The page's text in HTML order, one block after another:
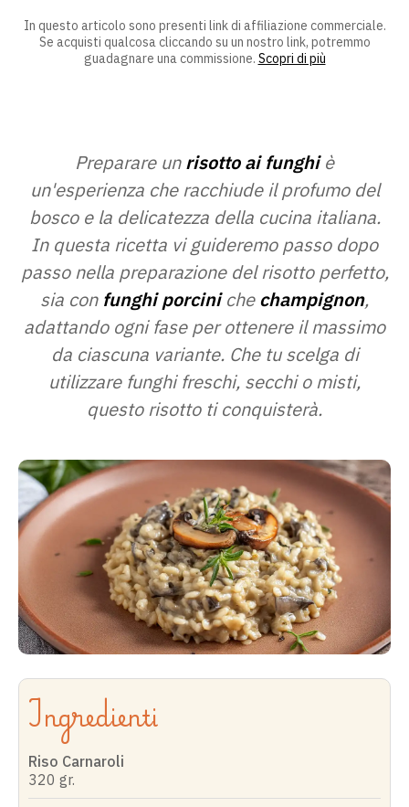
In questo articolo sono presenti link di affiliazione commerciale.
Se acquisti qualcosa cliccando su un nostro link, potremmo
guadagnare una commissione. Scopri di più
Preparare unrisotto ai funghiè
un'esperienza che racchiude il profumo del
bosco e la delicatezza della cucina italiana.
In questa ricetta vi guideremo passo dopo
passo nella preparazione del risotto perfetto,
sia con funghi porcinichechampignon,
adattando ogni fase per ottenere il massimo
da ciascuna variante. Che tu scelga di
utilizzare funghi freschi, secchi o misti,
questo risotto ti conquisterà.
Ingredienti
Riso Carnaroli
320 gr.